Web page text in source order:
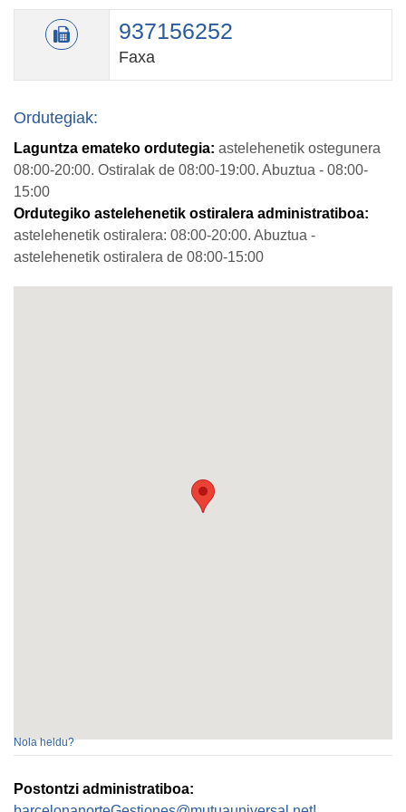
937156252
Faxa
Ordutegiak:
Laguntza emateko ordutegia: astelehenetik ostegunera
08:00-20:00. Ostiralak de 08:00-19:00. Abuztua - 08:00-
15:00
Ordutegiko astelehenetik ostiralera administratiboa:
astelehenetik ostiralera: 08:00-20:00. Abuztua -
astelehenetik ostiralera de 08:00-15:00
Nola heldu?
Postontzi administratiboa: